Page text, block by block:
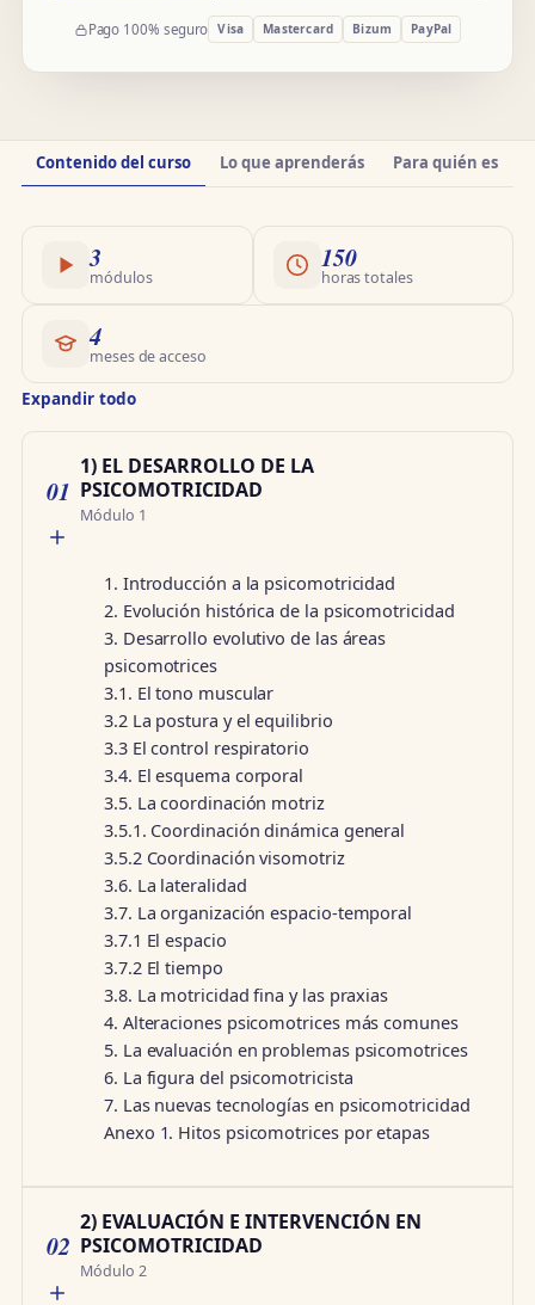
Pago 100% seguro Visa Mastercard Bizum PayPal
Información
del
Contenido del curso Lo que aprenderás Para quién es
3
módulos
150
horas totales
4
meses de acceso
Expandir todo
01
1) EL DESARROLLO DE LA
PSICOMOTRICIDAD
Módulo 1
1. Introducción a la psicomotricidad
2. Evolución histórica de la psicomotricidad
3. Desarrollo evolutivo de las áreas
psicomotrices
3.1. El tono muscular
3.2 La postura y el equilibrio
3.3 El control respiratorio
3.4. El esquema corporal
3.5. La coordinación motriz
3.5.1. Coordinación dinámica general
3.5.2 Coordinación visomotriz
3.6. La lateralidad
3.7. La organización espacio-temporal
3.7.1 El espacio
3.7.2 El tiempo
3.8. La motricidad fina y las praxias
4. Alteraciones psicomotrices más comunes
5. La evaluación en problemas psicomotrices
6. La figura del psicomotricista
7. Las nuevas tecnologías en psicomotricidad
Anexo 1. Hitos psicomotrices por etapas
02
2) EVALUACIÓN E INTERVENCIÓN EN
PSICOMOTRICIDAD
Módulo 2